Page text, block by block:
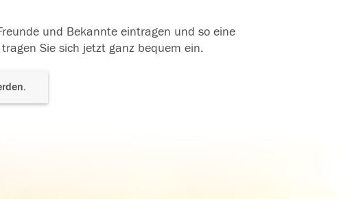
und Bekannte eintragen und so eine
Sie sich jetzt ganz bequem ein.